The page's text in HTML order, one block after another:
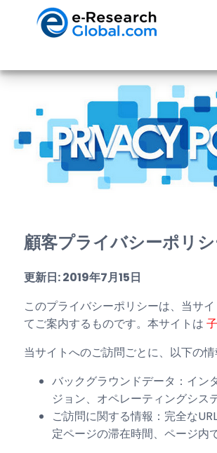
顧客プライバシーポリ
更新日: 2019年7月15日
このプライバシーポリシーは、当
てご案内するものです。本サイトは
当サイトへのご訪問ごとに、以下の
バックグラウンドデータ：イン
ジョン、オペレーティングシス
ご訪問に関する情報：完全な
定ページの滞在時間、ページ内